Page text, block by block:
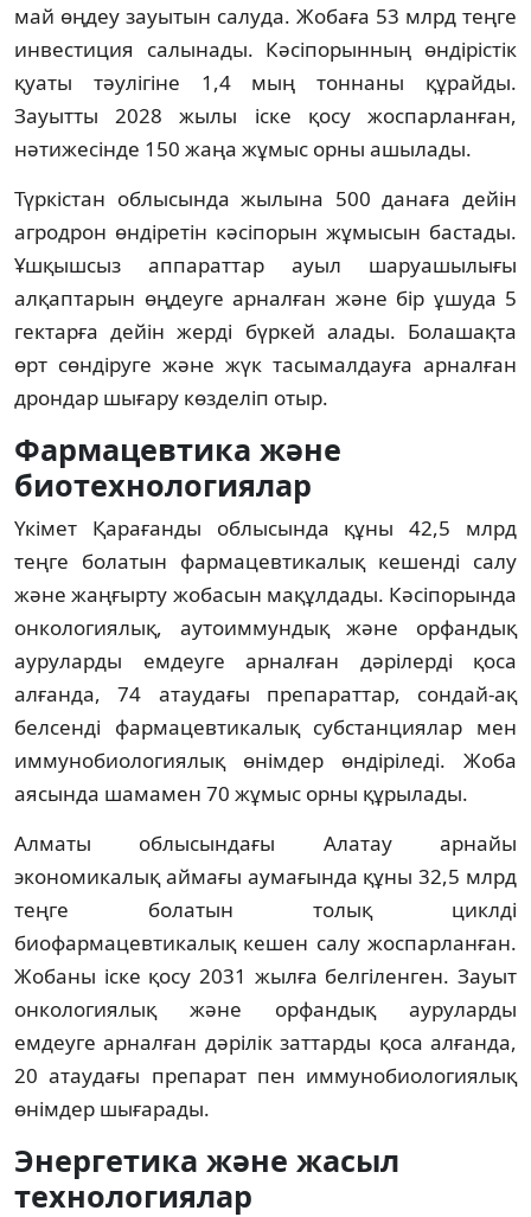
май өңдеу зауытын салуда. Жобаға 53 млрд теңге
инвестиция салынады. Кәсіпорынның өндірістік
қуаты тәулігіне 1,4 мың тоннаны құрайды.
Зауытты 2028 жылы іске қосу жоспарланған,
нәтижесінде 150 жаңа жұмыс орны ашылады.
Түркістан облысында жылына 500 данаға дейін
агродрон өндіретін кәсіпорын жұмысын бастады.
Ұшқышсыз аппараттар ауыл шаруашылығы
алқаптарын өңдеуге арналған және бір ұшуда 5
гектарға дейін жерді бүркей алады. Болашақта
өрт сөндіруге және жүк тасымалдауға арналған
дрондар шығару көзделіп отыр.
Фармацевтика және
биотехнологиялар
Үкімет Қарағанды облысында құны 42,5 млрд
теңге болатын фармацевтикалық кешенді салу
және жаңғырту жобасын мақұлдады. Кәсіпорында
онкологиялық, аутоиммундық және орфандық
ауруларды емдеуге арналған дәрілерді қоса
алғанда, 74 атаудағы препараттар, сондай-ақ
белсенді фармацевтикалық субстанциялар мен
иммунобиологиялық өнімдер өндіріледі. Жоба
аясында шамамен 70 жұмыс орны құрылады.
Алматы облысындағы Алатау арнайы
экономикалық аймағы аумағында құны 32,5 млрд
теңге болатын толық циклді
биофармацевтикалық кешен салу жоспарланған.
Жобаны іске қосу 2031 жылға белгіленген. Зауыт
онкологиялық және орфандық ауруларды
емдеуге арналған дәрілік заттарды қоса алғанда,
20 атаудағы препарат пен иммунобиологиялық
өнімдер шығарады.
Энергетика және жасыл
технологиялар